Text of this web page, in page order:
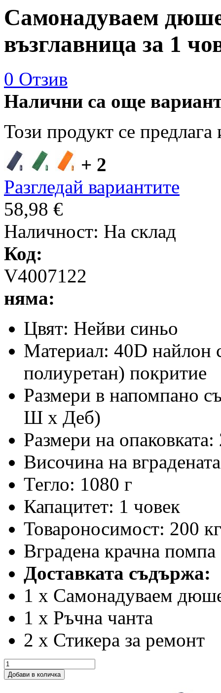
Самонадуваем
възглавница за 1
0 Отзив
Налични са още
Този продукт се
+ 2
Разгледай вариантите
58,98 €
Наличност: На склад
Код:
V4007122
няма:
Цвят: Нейви синьо
Материал: 40D найлон
полиуретан) покритие
Размери в напомпано
Ш x Деб)
Размери на
Височина на
Тегло: 1080 г
Капацитет: 1 човек
Товароносимост: 200 кг
Вградена крачна помпа
Доставката съдържа:
1 x Самонадуваем
1 x Ръчна чанта
2 x Стикера за ремонт
Добави в количка